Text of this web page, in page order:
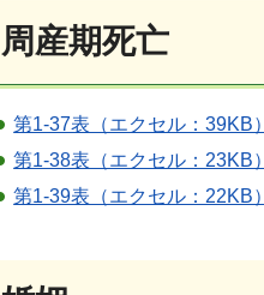
周産期死亡
第1-37表（エクセル：39KB）
第1-38表（エクセル：23KB）
第1-39表（エクセル：22KB）